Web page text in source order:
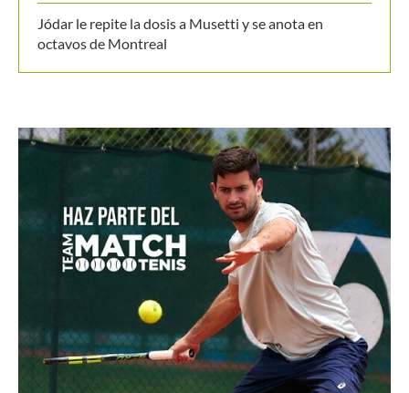
Jódar le repite la dosis a Musetti y se anota en
octavos de Montreal